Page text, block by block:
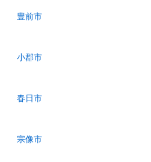
豊前市
小郡市
春日市
宗像市